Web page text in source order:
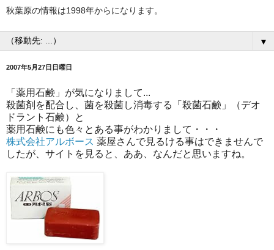
秋葉原の情報は1998年からになります。
▼
2007年5月27日日曜日
「薬用石鹸」が気になりまして...
殺菌剤を配合し、菌を殺菌し消毒する「殺菌石鹸」（デオ
ドラント石鹸）と
薬用石鹸にも色々とある事がわかりまして・・・
株式会社アルボース 薬屋さんで見るける事はできませんで
したが、サイトを見ると、ああ、なんだと思いますね。